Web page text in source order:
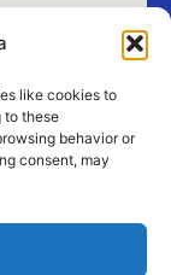
like cookies to
to these
behavior or
consent, may